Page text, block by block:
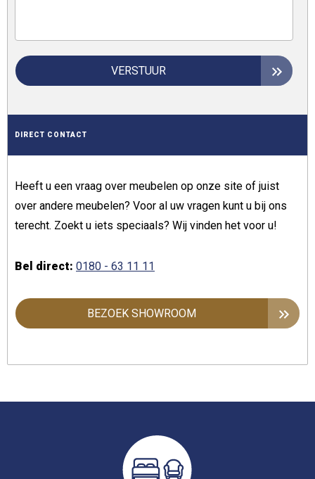
VERSTUUR
DIRECT CONTACT
Heeft u een vraag over meubelen op onze site of juist
over andere meubelen? Voor al uw vragen kunt u bij ons
terecht. Zoekt u iets speciaals? Wij vinden het voor u!
Bel direct: 0180 - 63 11 11
BEZOEK SHOWROOM